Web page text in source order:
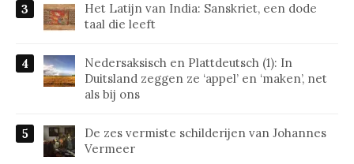
Het Latijn van India: Sanskriet, een dode
taal die leeft
Nedersaksisch en Plattdeutsch (1): In
Duitsland zeggen ze ‘appel’ en ‘maken’, net
als bij ons
De zes vermiste schilderijen van Johannes
Vermeer